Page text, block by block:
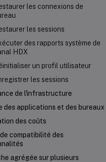
les connexions de
les sessions
des rapports système de
HDX
un profil utilisateur
les sessions
de l'infrastructure
des applications et des bureaux
des coûts
compatibilité des
agrégée sur plusieurs